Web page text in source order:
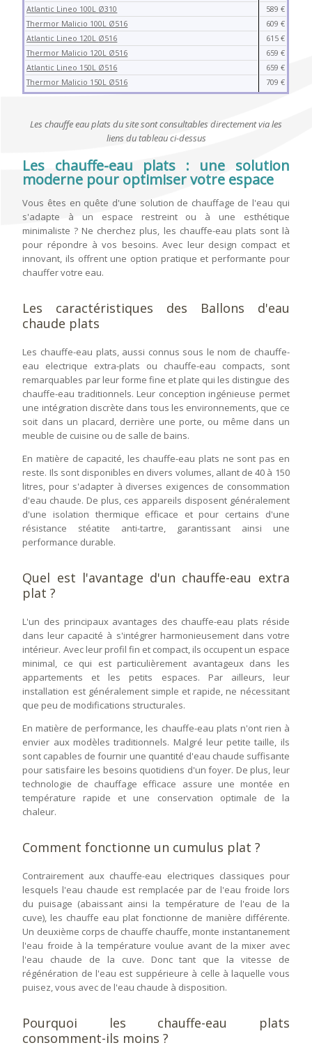
Atlantic Lineo 100L Ø310
Thermor Malicio 100L Ø516
Atlantic Lineo 120L Ø516
Thermor Malicio 120L Ø516
Atlantic Lineo 150L Ø516
Thermor Malicio 150L Ø516
589 €
609 €
615 €
659 €
659 €
709 €
Les chauffe eau plats du site sont consultables directement via les
liens du tableau ci-dessus
Les chauffe-eau plats : une solution
moderne pour optimiser votre espace
Vous êtes en quête d'une solution de chauffage de l'eau qui
s'adapte à un espace restreint ou à une esthétique
minimaliste ? Ne cherchez plus, les chauffe-eau plats sont là
pour répondre à vos besoins. Avec leur design compact et
innovant, ils offrent une option pratique et performante pour
chauffer votre eau.
Les caractéristiques des Ballons d'eau
chaude plats
Les chauffe-eau plats, aussi connus sous le nom de chauffe-
eau electrique extra-plats ou chauffe-eau compacts, sont
remarquables par leur forme fine et plate qui les distingue des
chauffe-eau traditionnels. Leur conception ingénieuse permet
une intégration discrète dans tous les environnements, que ce
soit dans un placard, derrière une porte, ou même dans un
meuble de cuisine ou de salle de bains.
En matière de capacité, les chauffe-eau plats ne sont pas en
reste. Ils sont disponibles en divers volumes, allant de 40 à 150
litres, pour s'adapter à diverses exigences de consommation
d'eau chaude. De plus, ces appareils disposent généralement
d'une isolation thermique efficace et pour certains d'une
résistance stéatite anti-tartre, garantissant ainsi une
performance durable.
Quel est l'avantage d'un chauffe-eau extra
plat ?
L'un des principaux avantages des chauffe-eau plats réside
dans leur capacité à s'intégrer harmonieusement dans votre
intérieur. Avec leur profil fin et compact, ils occupent un espace
minimal, ce qui est particulièrement avantageux dans les
appartements et les petits espaces. Par ailleurs, leur
installation est généralement simple et rapide, ne nécessitant
que peu de modifications structurales.
En matière de performance, les chauffe-eau plats n'ont rien à
envier aux modèles traditionnels. Malgré leur petite taille, ils
sont capables de fournir une quantité d'eau chaude suffisante
pour satisfaire les besoins quotidiens d'un foyer. De plus, leur
technologie de chauffage efficace assure une montée en
température rapide et une conservation optimale de la
chaleur.
Comment fonctionne un cumulus plat ?
Contrairement aux chauffe-eau electriques classiques pour
lesquels l'eau chaude est remplacée par de l'eau froide lors
du puisage (abaissant ainsi la température de l'eau de la
cuve), les chauffe eau plat fonctionne de manière différente.
Un deuxième corps de chauffe chauffe, monte instantanement
l'eau froide à la température voulue avant de la mixer avec
l'eau chaude de la cuve. Donc tant que la vitesse de
régénération de l'eau est suppérieure à celle à laquelle vous
puisez, vous avec de l'eau chaude à disposition.
Pourquoi les chauffe-eau plats
consomment-ils moins ?